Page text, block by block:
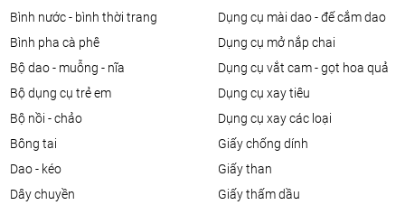
bình nước - bình thời trang
bình pha cà phê
bộ dao - muỗng - nĩa
bộ dụng cụ trẻ em
bộ nồi - chảo
bông tai
dao - kéo
dây chuyền
dụng cụ mài dao - đế cắm dao
dụng cụ mở nắp chai
dụng cụ vắt cam - gọt hoa quả
dụng cụ xay tiêu
dụng cụ xay các loại
giấy chống dính
giấy than
giấy thấm dầu